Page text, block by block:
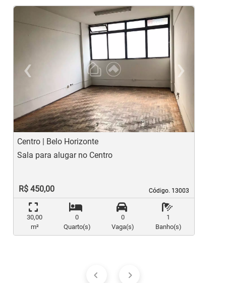
‹
Previous
›
Centro | Belo Horizonte
Código. 13003
Código. 13003
Sala para alugar no Centro
R$ 450,00
30,00
m²
0
Quarto(s)
0
Vaga(s)
1
Banho(s)